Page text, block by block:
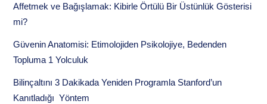
Affetmek ve Bağışlamak: Kibirle Örtülü Bir Üstünlük Gösterisi
mi?
Güvenin Anatomisi: Etimolojiden Psikolojiye, Bedenden
Topluma 1 Yolculuk
Bilinçaltını 3 Dakikada Yeniden Programla Stanford’un
Kanıtladığı Yöntem